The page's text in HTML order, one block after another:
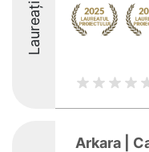
Laureați
Arkara |